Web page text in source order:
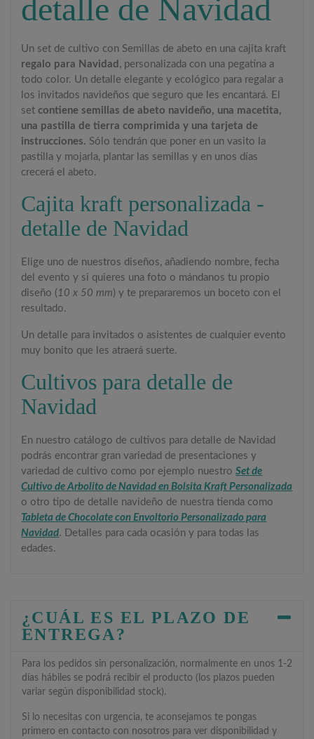
detalle de Navidad
Un set de cultivo con Semillas de abeto en una cajita kraft
regalo para Navidad , personalizada con una pegatina a
todo color. Un detalle elegante y ecológico para regalar a
los invitados navideños que seguro que les encantará. El
set contiene semillas de abeto navideño, una macetita,
una pastilla de tierra comprimida y una tarjeta de
instrucciones. Sólo tendrán que poner en un vasito la
pastilla y mojarla, plantar las semillas y en unos días
crecerá el abeto.
Cajita kraft personalizada -
detalle de Navidad
Elige uno de nuestros diseños, añadiendo nombre, fecha
del evento y si quieres una foto o mándanos tu propio
diseño ( 10 x 50 mm) y te prepararemos un boceto con el
resultado.
Un detalle para invitados o asistentes de cualquier evento
muy bonito que les atraerá suerte.
Cultivos para detalle de
Navidad
En nuestro catálogo de cultivos para detalle de Navidad
podrás encontrar gran variedad de presentaciones y
variedad de cultivo como por ejemplo nuestroSet de
Cultivo de Arbolito de Navidad en Bolsita Kraft Personalizada
o otro tipo de detalle navideño de nuestra tienda como
Tableta de Chocolate con Envoltorio Personalizado para
Navidad. Detalles para cada ocasión y para todas las
edades.
¿CUÁL ES EL PLAZO DE
ENTREGA?
Para los pedidos sin personalización, normalmente en unos 1-2
días hábiles se podrá recibir el producto (los plazos pueden
variar según disponibilidad stock).
Si lo necesitas con urgencia, te aconsejamos te pongas
primero en contacto con nosotros para ver disponibilidad y